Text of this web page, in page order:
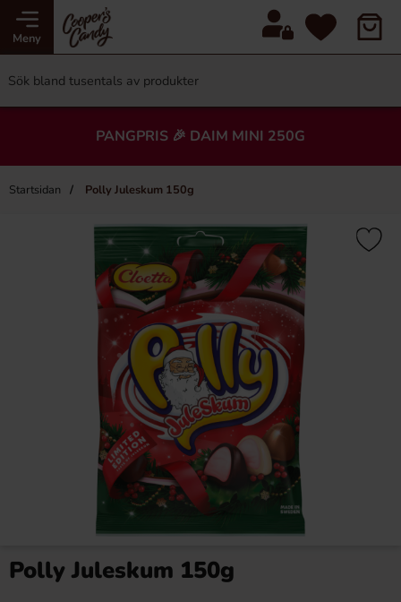
Meny
PANGPRIS 🎉 DAIM MINI 250G
Startsidan Polly Juleskum 150g
Polly Juleskum 150g